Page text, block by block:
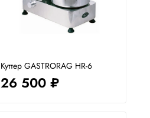
Куттер GASTRORAG HR-6
26 500 ₽